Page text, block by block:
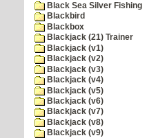
Black Sea Silver Fishing
Blackbird
Blackbox
Blackjack (21) Trainer
Blackjack (v1)
Blackjack (v2)
Blackjack (v3)
Blackjack (v4)
Blackjack (v5)
Blackjack (v6)
Blackjack (v7)
Blackjack (v8)
Blackjack (v9)